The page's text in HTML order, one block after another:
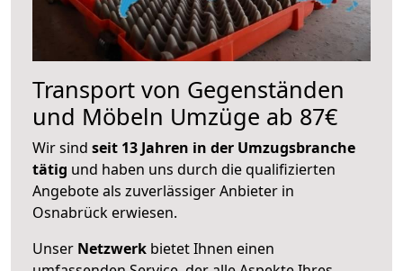
Transport von Gegenständen
und Möbeln Umzüge ab 87€
Wir sind seit 13 Jahren in der Umzugsbranche
tätig und haben uns durch die qualifizierten
Angebote als zuverlässiger Anbieter in
Osnabrück erwiesen.
Unser Netzwerk bietet Ihnen einen